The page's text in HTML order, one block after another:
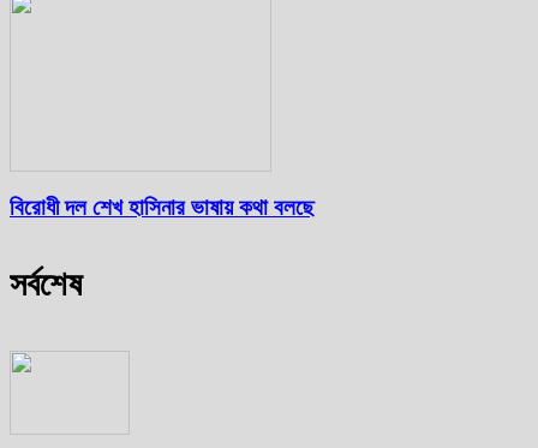
বিরোধী দল শেখ হাসিনার ভাষায় কথা বলছে
সর্বশেষ